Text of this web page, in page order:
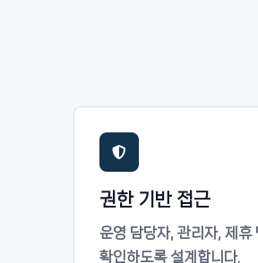
권한 기반 접근
운영 담당자, 관리자, 제
확인하도록 설계합니다.